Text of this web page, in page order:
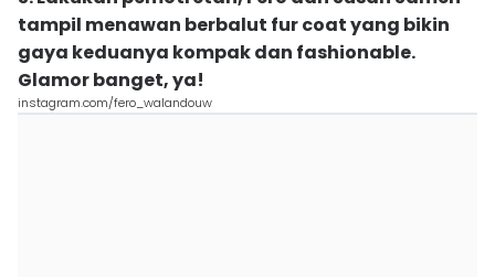
tampil menawan berbalut fur coat yang bikin
gaya keduanya kompak dan fashionable.
Glamor banget, ya!
instagram.com/fero_walandouw